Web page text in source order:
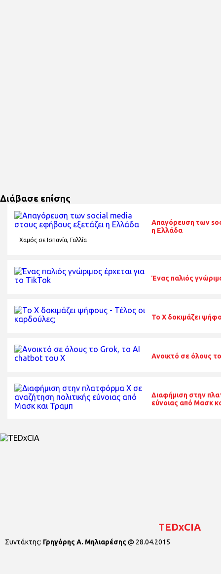
Διάβασε επίσης
Απαγόρευση των
η Ελλάδα
Χαμός σε Ισπανία, Γαλλία
Ένας παλιός
To X δοκιμάζει
Ανοικτό σε όλους
Διαφήμιση στην
εύνοιας από Μασκ
TEDxCIA
Συντάκτης: Γρηγόρης Α. Μηλιαρέσης @ 28.04.2015